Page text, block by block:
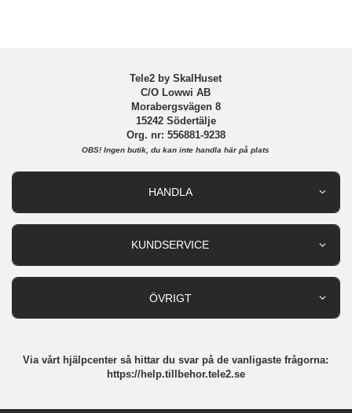
Tele2 by SkalHuset
C/O Lowwi AB
Morabergsvägen 8
15242 Södertälje
Org. nr: 556881-9238
OBS! Ingen butik, du kan inte handla här på plats
HANDLA
KUNDSERVICE
ÖVRIGT
Integritetspolicy
Via vårt hjälpcenter så hittar du svar på de vanligaste frågorna:
https://help.tillbehor.tele2.se